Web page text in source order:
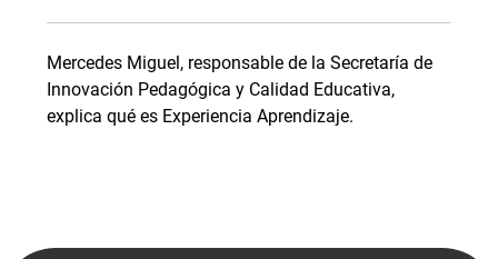
Mercedes Miguel, responsable de la Secretaría de
Innovación Pedagógica y Calidad Educativa,
explica qué es Experiencia Aprendizaje.